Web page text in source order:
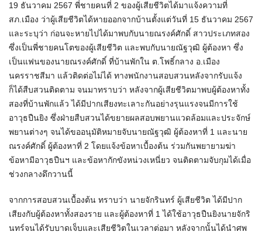
19 ธันวาคม 2567 พี่ชายคนที่ 2 ของผู้เสียชีวิตได้มาแจ้งความที่
สภ.เมือง ว่าผู้เสียชีวิตได้หายออกจากบ้านตั้งแต่วันที่ 15 ธันวาคม 2567
และระบุว่า ก่อนจะหายไปได้มาพบกับนายณรงค์ศักดิ์ สาวประเภทสอง
ซึ่งเป็นพี่ชายคนโตของผู้เสียชีวิต และพบกับนายณัฐวุฒิ ผู้ต้องหา ซึ่ง
เป็นแฟนของนายณรงค์ศักดิ์ ที่บ้านพักใน ต.โพธิ์กลาง อ.เมือง
นครราชสีมา แล้วติดต่อไม่ได้ ทางพนักงานสอบสวนหลังจากรับแจ้ง
ก็ได้สืบสวนติดตาม จนมาทราบว่า หลังจากผู้เสียชีวิตมาพบผู้ต้องหาทั้ง
สองที่บ้านพักแล้ว ได้มีปากเสียงทะเลาะกันอย่างรุนแรงจนมีการใช้
อาวุธปืนยิง ซึ่งฝ่ายสืบสวนได้ขยายผลสอบพยานแวดล้อมและประจักษ์
พยานต่างๆ จนได้ขออนุมัติหมายจับนายณัฐวุฒิ ผู้ต้องหาที่ 1 และนาย
ณรงค์ศักดิ์ ผู้ต้องหาที่ 2 โดยแจ้งข้อหาเบื้องต้น ร่วมกันพยายามฆ่า
ข้อหามีอาวุธปืนฯ และข้อหากักขังหน่วงเหนี่ยว จนติดตามจับกุมได้เมื่อ
ช่วงกลางดึกวานนี้
จากการสอบสวนเบื้องต้น ทราบว่า นายจักรินทร์ ผู้เสียชีวิต ได้มีปาก
เสียงกับผู้ต้องหาทั้งสองราย และผู้ต้องหาที่ 1 ได้ใช้อาวุธปืนยิงนายจักริ
นทร์จนได้รับบาดเจ็บและเสียชีวิตในเวลาต่อมา หลังจากนั้นได้นำศพ